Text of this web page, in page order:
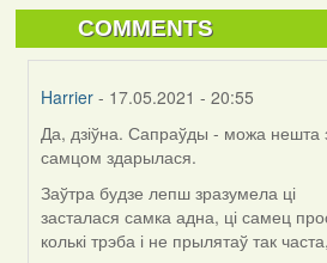
COMMENTS
Harrier - 17.05.2021 - 20:55
In
reply
to
by
09Алена
Да, дзіўна. Сапраўды - можа нешта
самцом здарылася.
Заўтра будзе лепш зразумела ці
засталася самка адна, ці самец
колькі трэба і не прылятаў так